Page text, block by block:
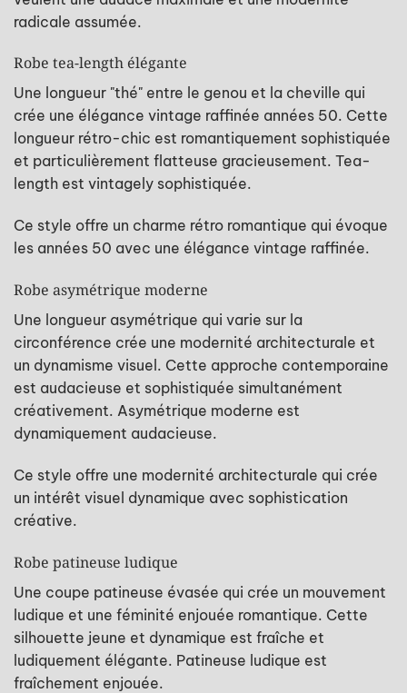
radicale assumée.
Robe tea-length élégante
Une longueur "thé" entre le genou et la cheville qui
crée une élégance vintage raffinée années 50. Cette
longueur rétro-chic est romantiquement sophistiquée
et particulièrement flatteuse gracieusement. Tea-
length est vintagely sophistiquée.
Ce style offre un charme rétro romantique qui évoque
les années 50 avec une élégance vintage raffinée.
Robe asymétrique moderne
Une longueur asymétrique qui varie sur la
circonférence crée une modernité architecturale et
un dynamisme visuel. Cette approche contemporaine
est audacieuse et sophistiquée simultanément
créativement. Asymétrique moderne est
dynamiquement audacieuse.
Ce style offre une modernité architecturale qui crée
un intérêt visuel dynamique avec sophistication
créative.
Robe patineuse ludique
Une coupe patineuse évasée qui crée un mouvement
ludique et une féminité enjouée romantique. Cette
silhouette jeune et dynamique est fraîche et
ludiquement élégante. Patineuse ludique est
fraîchement enjouée.